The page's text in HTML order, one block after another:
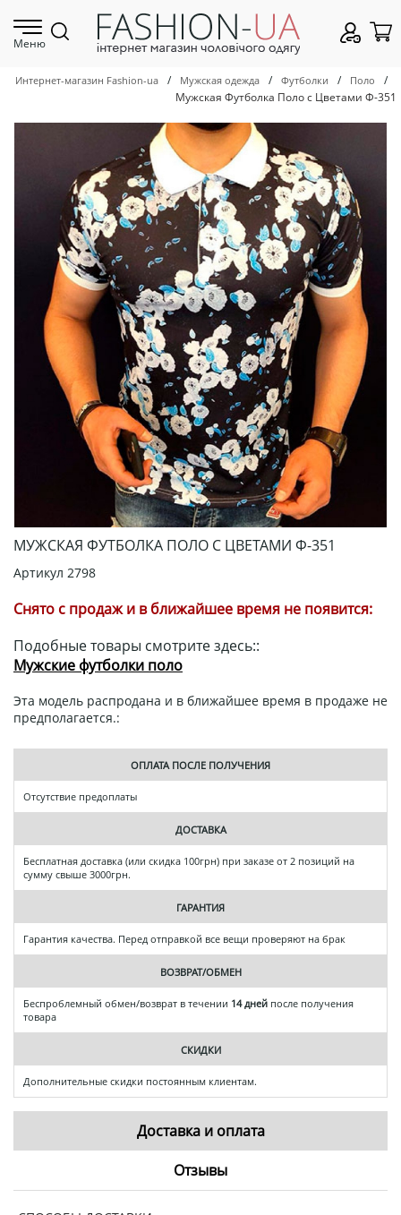
Меню
Интернет-магазин Fashion-ua / Мужская одежда / Футболки / Поло
/
Мужская Футболка Поло с Цветами Ф-351
МУЖСКАЯ ФУТБОЛКА ПОЛО С ЦВЕТАМИ Ф-351
Артикул 2798
Снято с продаж и в ближайшее время не появится:
Подобные товары смотрите здесь::
Мужские футболки поло
Эта модель распродана и в ближайшее время в продаже не
предполагается.:
ОПЛАТА ПОСЛЕ ПОЛУЧЕНИЯ
Отсутствие предоплаты
ДОСТАВКА
Бесплатная доставка (или скидка 100грн) при заказе от 2 позиций на
сумму свыше 3000грн.
ГАРАНТИЯ
Гарантия качества. Перед отправкой все вещи проверяют на брак
ВОЗВРАТ/ОБМЕН
Беспроблемный обмен/возврат в течении 14 дней после получения
товара
СКИДКИ
Дополнительные скидки постоянным клиентам.
Доставка и оплата
Отзывы